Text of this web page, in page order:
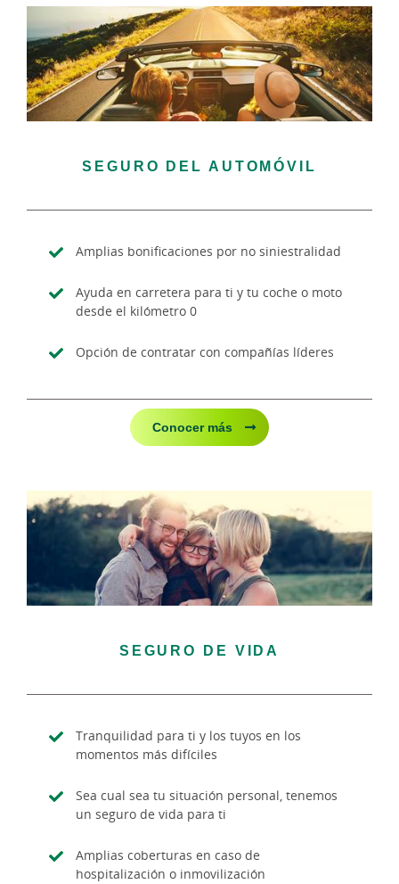
SEGURO DEL AUTOMÓVIL
Amplias bonificaciones por no siniestralidad
Ayuda en carretera para ti y tu coche o moto
desde el kilómetro 0
Opción de contratar con compañías líderes
Conocer más
SEGURO DE VIDA
Tranquilidad para ti y los tuyos en los
momentos más difíciles
Sea cual sea tu situación personal, tenemos
un seguro de vida para ti
Amplias coberturas en caso de
hospitalización o inmovilización